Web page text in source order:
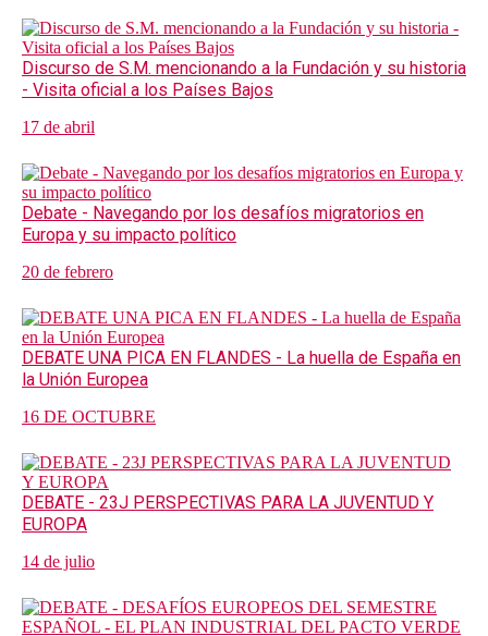
Discurso de S.M. mencionando a la Fundación y su historia
- Visita oficial a los Países Bajos
17 de abril
Debate - Navegando por los desafíos migratorios en
Europa y su impacto político
20 de febrero
DEBATE UNA PICA EN FLANDES - La huella de España en
la Unión Europea
16 DE OCTUBRE
DEBATE - 23J PERSPECTIVAS PARA LA JUVENTUD Y
EUROPA
14 de julio